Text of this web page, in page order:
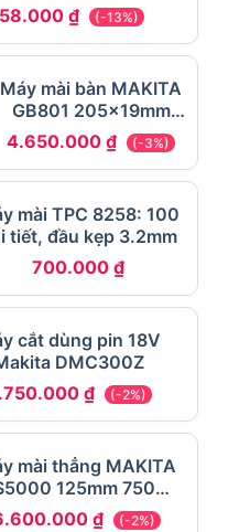
₫ (-13%)
Máy mài bàn MAKITA
GB801 205x19mm
550W
4.650.000₫ (-3%)
mài TPC 8258: 100
tiết, đầu kẹp 3.2mm
700.000₫
cắt dùng pin 18V
DMC300Z
₫ (-2%)
mài thẳng MAKITA
125mm 750W
hãng – Giá rẻ
₫ (-2%)